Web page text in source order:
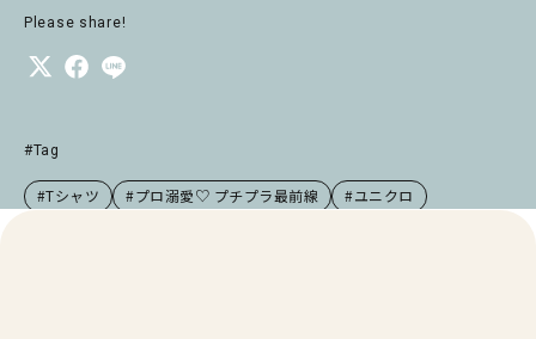
Please share!
#Tag
#Tシャツ #プロ溺愛♡ プチプラ最前線 #ユニクロ